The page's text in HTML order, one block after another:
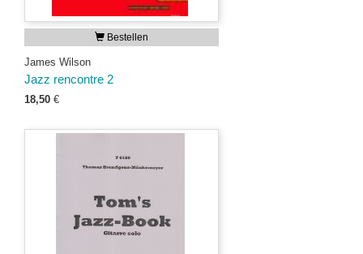
Bestellen
James Wilson
Jazz rencontre 2
18,50 €